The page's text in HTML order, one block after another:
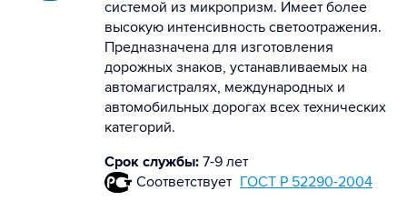
системой из микропризм. Имеет более
высокую интенсивность светоотражения.
Предназначена для изготовления
дорожных знаков, устанавливаемых на
автомагистралях, международных и
автомобильных дорогах всех технических
категорий.
Срок службы: 7-9 лет
Соответствует ГОСТ Р 52290-2004